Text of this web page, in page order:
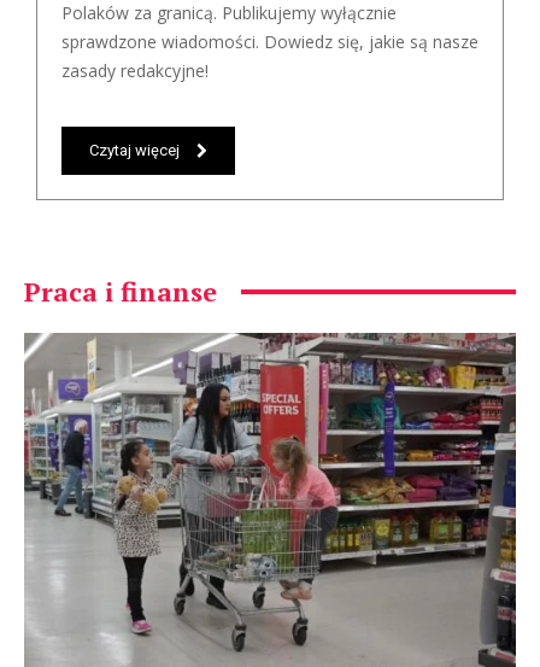
Polaków za granicą. Publikujemy wyłącznie
sprawdzone wiadomości. Dowiedz się, jakie są nasze
zasady redakcyjne!
Czytaj więcej
Praca i finanse